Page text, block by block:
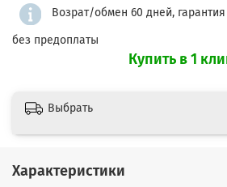
Возрат/обмен 60 дней,
без предоплаты
Купить в 1
Выбрать
Характеристики